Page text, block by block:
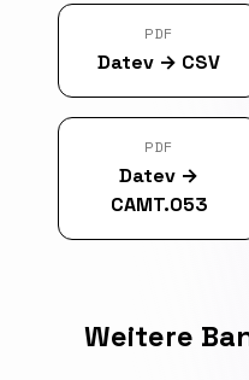
PDF
Datev → CSV
PDF
Datev →
CAMT.053
Weitere